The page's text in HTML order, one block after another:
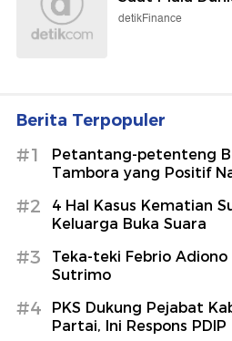
detikFinance
Berita Terpopuler
#1
Petantang-petenteng
Tambora yang Positif
#2
4 Hal Kasus Kematian
Keluarga Buka Suara
#3
Teka-teki Febrio
Sutrimo
#4
PKS Dukung Pejabat
Partai, Ini Respons PDIP